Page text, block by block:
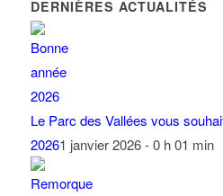
DERNIÈRES ACTUALITÉS
Le Parc des Vallées vous
20261 janvier 2026 - 0 h 01 min